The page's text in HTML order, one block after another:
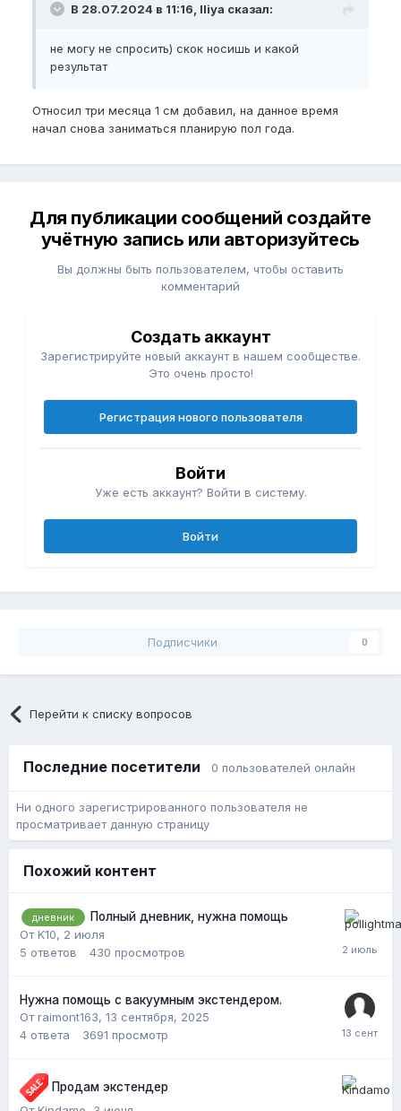
В 28.07.2024 в 11:16, Iliya сказал:
не могу не спросить) скок носишь и какой
результат
Относил три месяца 1 см добавил, на данное время
начал снова заниматься планирую пол года.
Для публикации сообщений создайте
учётную запись или авторизуйтесь
Вы должны быть пользователем, чтобы оставить
комментарий
Создать аккаунт
Зарегистрируйте новый аккаунт в нашем сообществе.
Это очень просто!
Регистрация нового пользователя
Войти
Уже есть аккаунт? Войти в систему.
Войти
Подписчики 0
Перейти к списку вопросов
Последние посетители 0 пользователей онлайн
Ни одного зарегистрированного пользователя не
просматривает данную страницу
Похожий контент
дневник
Полный дневник, нужна помощь
От K10, 2 июля
5 ответов 430 просмотров
Нужна помощь с вакуумным экстендером.
От raimont163, 13 сентября, 2025
4 ответа 3691 просмотр
Продам экстендер